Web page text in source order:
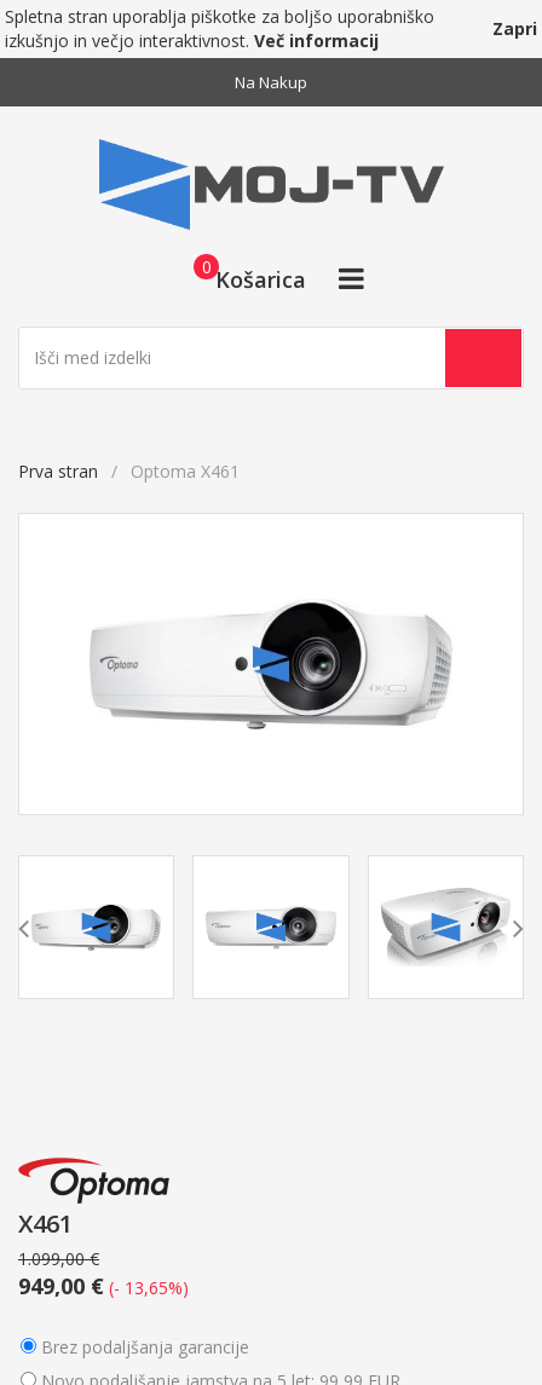
Spletna stran uporablja piškotke za boljšo uporabniško
izkušnjo in večjo interaktivnost. Več informacij
Zapri
Na Nakup
Košarica
0
Prva stran Optoma X461
X461
1.099,00 €
949,00 € (- 13,65%)
Brez podaljšanja garancije